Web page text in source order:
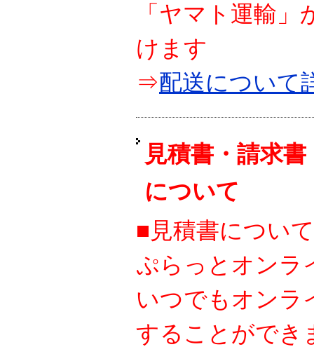
「ヤマト運輸
けます
⇒配送について
見積書・請求
について
■見積書について
ぷらっとオンラ
いつでもオンラ
することができ